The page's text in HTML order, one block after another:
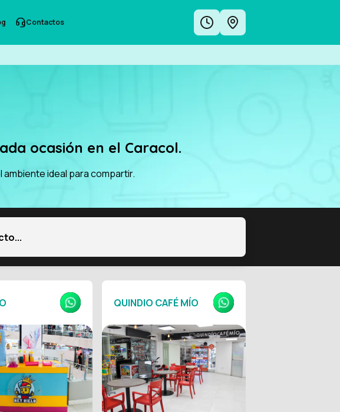
Contactos
ocasión en el Caracol.
ideal para compartir.
QUINDIO CAFÉ MÍO